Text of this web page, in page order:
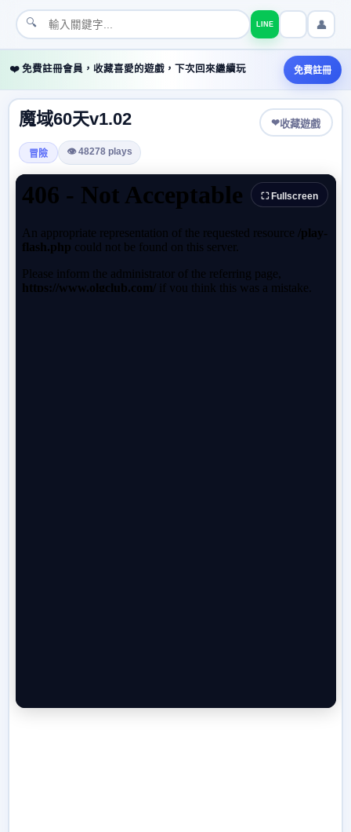
🔍 LINE 👤
❤️ 免費註冊會員，收藏喜愛的遊戲，下次回來繼續玩 免費註冊
魔域60天v1.02 ❤收藏遊戲
冒險 👁 48278 plays
⛶ Fullscreen